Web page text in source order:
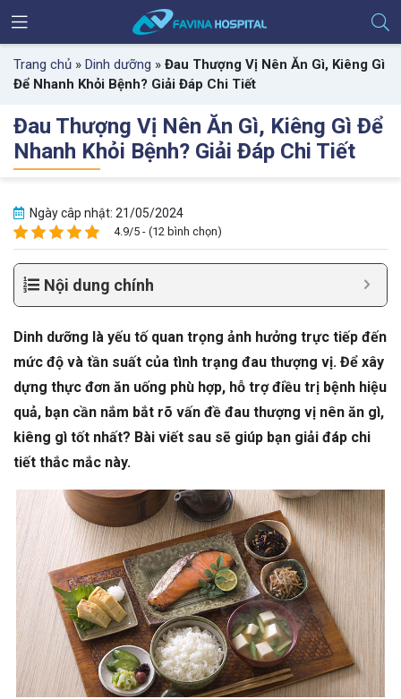
Trang chủ » Dinh dưỡng » Đau Thượng Vị Nên Ăn Gì, Kiêng Gì
Để Nhanh Khỏi Bệnh? Giải Đáp Chi Tiết
Đau Thượng Vị Nên Ăn Gì, Kiêng Gì Để
Nhanh Khỏi Bệnh? Giải Đáp Chi Tiết
Ngày câp nhật: 21/05/2024
4.9/5 - (12 bình chọn)
Nội dung chính
Dinh dưỡng là yếu tố quan trọng ảnh hưởng trực tiếp đến
mức độ và tần suất của tình trạng đau thượng vị. Để xây
dựng thực đơn ăn uống phù hợp, hỗ trợ điều trị bệnh hiệu
quả, bạn cần nắm bắt rõ vấn đề đau thượng vị nên ăn gì,
kiêng gì tốt nhất? Bài viết sau sẽ giúp bạn giải đáp chi
tiết thắc mắc này.